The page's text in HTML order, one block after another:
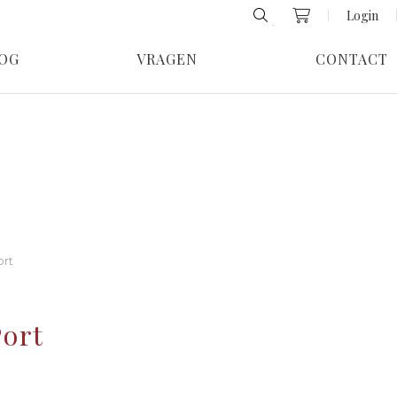
Login
VRAGEN CONTACT